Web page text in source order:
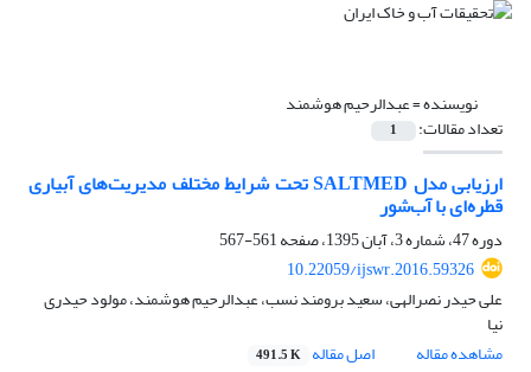
نویسنده =عبدالرحیم هوشمند
تعداد مقالات: 1
ارزیابی مدل SALTMED تحت شرایط مختلف مدیریت‌های آبیاری
قطره‌ای با آب‌شور
دوره 47، شماره 3، آبان 1395، صفحه
561-567
10.22059/ijswr.2016.59326
علی حیدر نصرالهی، سعید برومند نسب، عبدالرحیم هوشمند، مولود حیدری
نیا
مشاهده مقاله
اصل مقاله 491.5 K